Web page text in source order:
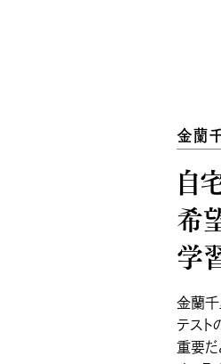
金蘭
自
希
学
金蘭千
テスト
重要だ